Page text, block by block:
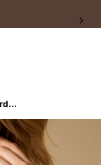
Camiseta manga corta con bordado de puntos - Blanco